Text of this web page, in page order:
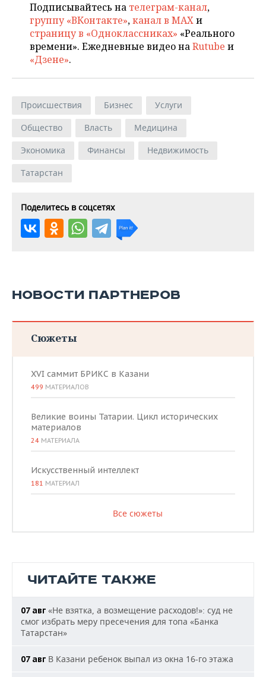
Подписывайтесь на телеграм-канал,
группу «ВКонтакте»,канал в MAXи
страницу в «Одноклассниках» «Реального
времени». Ежедневные видео наRutube и
«Дзене».
Происшествия Бизнес
Услуги
Общество
Власть
Медицина
Экономика
Финансы
Недвижимость
Татарстан
Поделитесь в соцсетях
НОВОСТИ ПАРТНЕРОВ
Сюжеты
XVI саммит БРИКС в Казани
499 МАТЕРИАЛОВ
Великие воины Татарии. Цикл исторических
материалов
24 МАТЕРИАЛА
Искусственный интеллект
181 МАТЕРИАЛ
Все сюжеты
ЧИТАЙТЕ ТАКЖЕ
07 авг «Не взятка, а возмещение расходов!»: суд не
смог избрать меру пресечения для топа «Банка
Татарстан»
07 авг В Казани ребенок выпал из окна 16-го этажа